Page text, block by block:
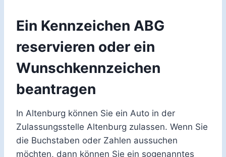
Ein Kennzeichen ABG
reservieren oder ein
Wunschkennzeichen
beantragen
In Altenburg können Sie ein Auto in der
Zulassungsstelle Altenburg zulassen. Wenn Sie
die Buchstaben oder Zahlen aussuchen
möchten, dann können Sie ein sogenanntes